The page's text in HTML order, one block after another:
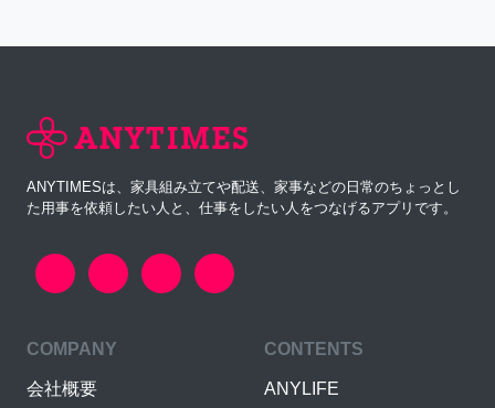
ANYTIMESは、家具組み立てや配送、家事などの日常のちょっとし
た用事を依頼したい人と、仕事をしたい人をつなげるアプリです。
COMPANY
会社概要
CONTENTS
ANYLIFE